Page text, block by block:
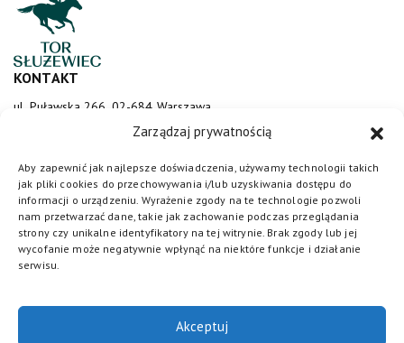
Zarządzaj prywatnością
Aby zapewnić jak najlepsze doświadczenia, używamy technologii takich
jak pliki cookies do przechowywania i/lub uzyskiwania dostępu do
informacji o urządzeniu. Wyrażenie zgody na te technologie pozwoli
nam przetwarzać dane, takie jak zachowanie podczas przeglądania
strony czy unikalne identyfikatory na tej witrynie. Brak zgody lub jej
wycofanie może negatywnie wpłynąć na niektóre funkcje i działanie
serwisu.
Akceptuj
KONTAKT
ul. Puławska 266, 02-684 Warszawa
sluzewiec@totalizator.pl
KONTAKT DLA MEDIÓW
media@torsluzewiec.pl
DOŁĄCZ DO NAS